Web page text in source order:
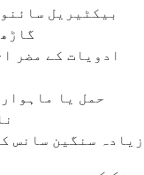
بیکٹیریل
ادویات کے مضر
حمل یا
زیادہ سنگین سانس